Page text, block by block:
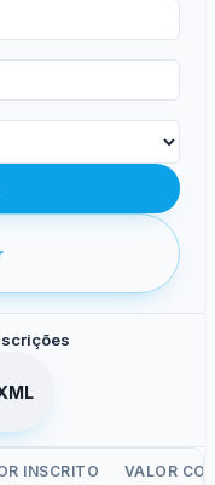
INSCRITO VALOR